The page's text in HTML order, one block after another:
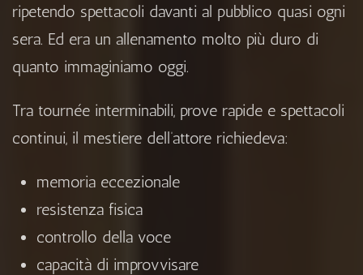
ripetendo spettacoli davanti al pubblico quasi ogni
sera. Ed era un allenamento molto più duro di
quanto immaginiamo oggi.
Tra tournée interminabili, prove rapide e spettacoli
continui, il mestiere dell’attore richiedeva:
memoria eccezionale
resistenza fisica
controllo della voce
capacità di improvvisare